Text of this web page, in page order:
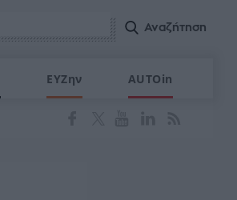
ΕΥΖην AUTOin